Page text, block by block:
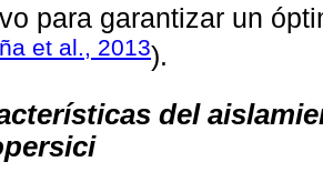
para garantizar un
et al., 2013).
del